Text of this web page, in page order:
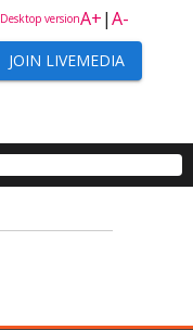
A+|A-
Desktop version
JOIN LIVEMEDIA